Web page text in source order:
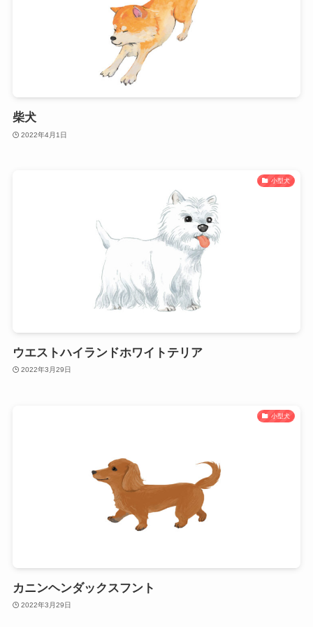
柴犬
2022年4月1日
小型犬
ウエストハイランドホワイトテリア
2022年3月29日
小型犬
カニンヘンダックスフント
2022年3月29日